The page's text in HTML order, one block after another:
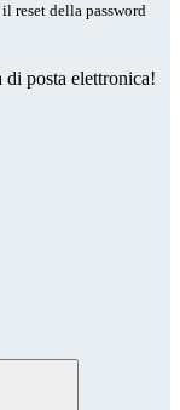
reset della password
posta elettronica!